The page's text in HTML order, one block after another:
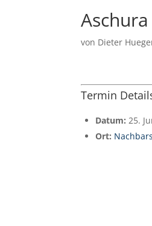
von Dieter
Termin
Datum: 25.
Ort: